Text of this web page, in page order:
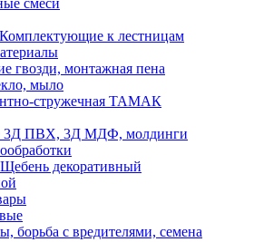
смеси
к лестницам
гвозди, монтажная пена
мыло
стружечная ТАМАК
3Д ПВХ, 3Д МДФ, молдинги
декоративный
борьба с вредителями, семена